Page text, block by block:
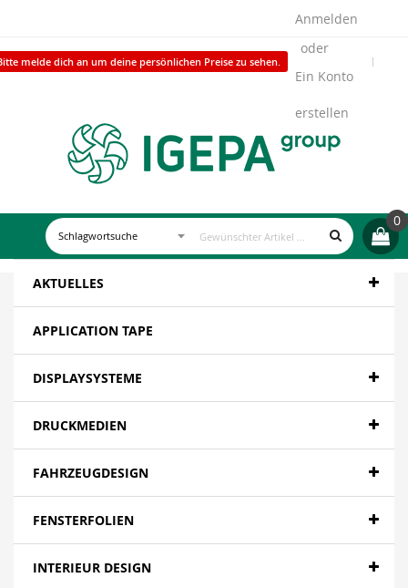
melde dich an um deine persönlichen Preise zu sehen.
Anmelden
Ein Konto
erstellen
0
AKTUELLES
APPLICATION TAPE
DISPLAYSYSTEME
DRUCKMEDIEN
FAHRZEUGDESIGN
FENSTERFOLIEN
INTERIEUR DESIGN